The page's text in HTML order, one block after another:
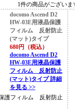
1件の商品がございま
docomo Ascend D2
HW-03E用液晶保護
フィルム 反射防止
(マット)タイプ
680円（税込）
docomo Ascend D2
HW-03E用液晶保護
フィルム 反射防止
(マット)タイプ 詳細
を見る >>
保護フィルム 反射防止